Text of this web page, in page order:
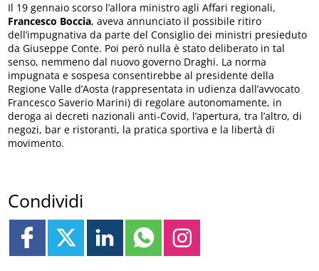
Il 19 gennaio scorso l’allora ministro agli Affari regionali,
Francesco Boccia, aveva annunciato il possibile ritiro
dell’impugnativa da parte del Consiglio dei ministri presieduto
da Giuseppe Conte. Poi però nulla è stato deliberato in tal
senso, nemmeno dal nuovo governo Draghi. La norma
impugnata e sospesa consentirebbe al presidente della
Regione Valle d’Aosta (rappresentata in udienza dall’avvocato
Francesco Saverio Marini) di regolare autonomamente, in
deroga ai decreti nazionali anti-Covid, l’apertura, tra l’altro, di
negozi, bar e ristoranti, la pratica sportiva e la libertà di
movimento.
Condividi